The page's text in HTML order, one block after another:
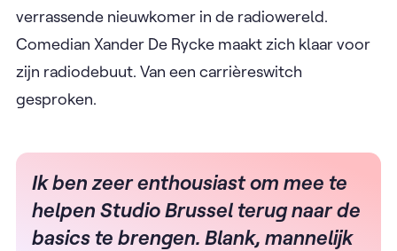
verrassende nieuwkomer in de radiowereld.
Comedian Xander De Rycke maakt zich klaar voor
zijn radiodebuut. Van een carrièreswitch
gesproken.
Ik ben zeer enthousiast om mee te
helpen Studio Brussel terug naar de
basics te brengen. Blank, mannelijk